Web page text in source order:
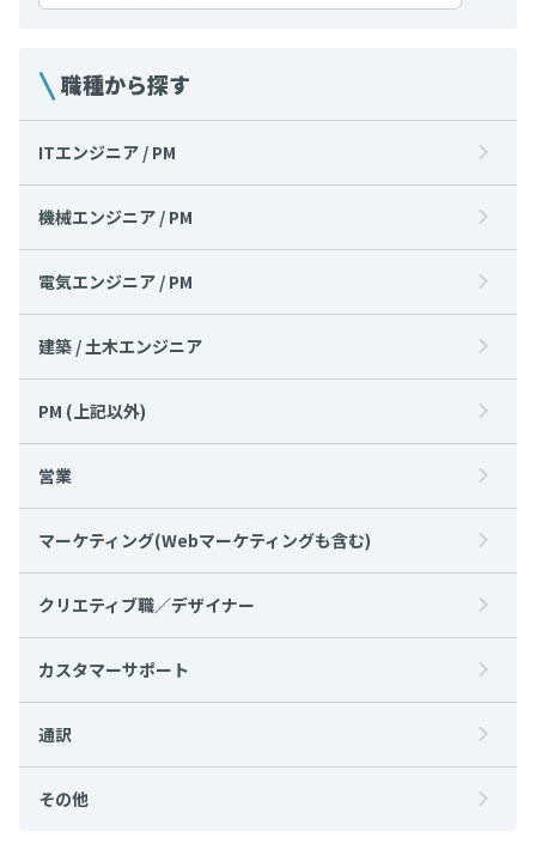
職種から探す
ITエンジニア / PM
機械エンジニア / PM
電気エンジニア / PM
建築 / 土木エンジニア
PM (上記以外)
営業
マーケティング(Webマーケティングも含む)
クリエティブ職／デザイナー
カスタマーサポート
通訳
その他